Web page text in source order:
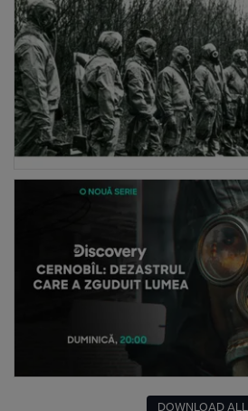
DOWNLOAD ALL